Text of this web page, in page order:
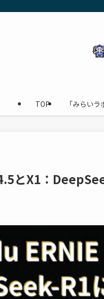
TOP 「みらい
とX1：